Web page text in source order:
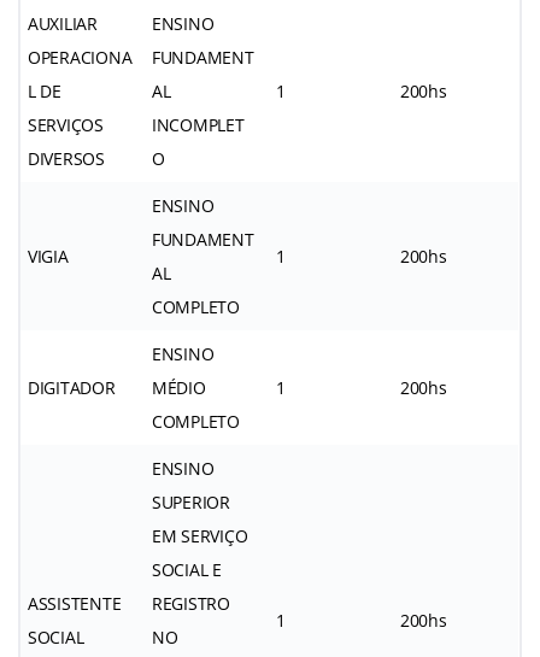
AUXILIAR
OPERACIONA
L DE
SERVIÇOS
DIVERSOS
ENSINO
FUNDAMENT
AL
INCOMPLET
O
1 200hs
VIGIA
ENSINO
FUNDAMENT
AL
COMPLETO
1 200hs
DIGITADOR
ENSINO
MÉDIO
COMPLETO
1 200hs
ASSISTENTE
SOCIAL
ENSINO
SUPERIOR
EM SERVIÇO
SOCIAL E
REGISTRO
NO
1 200hs